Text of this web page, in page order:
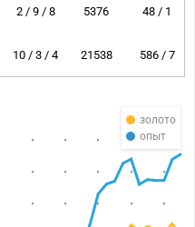
2 / 9 / 8 5376 48 / 1
10 / 3 / 4 21538 586 / 7
золото
опыт